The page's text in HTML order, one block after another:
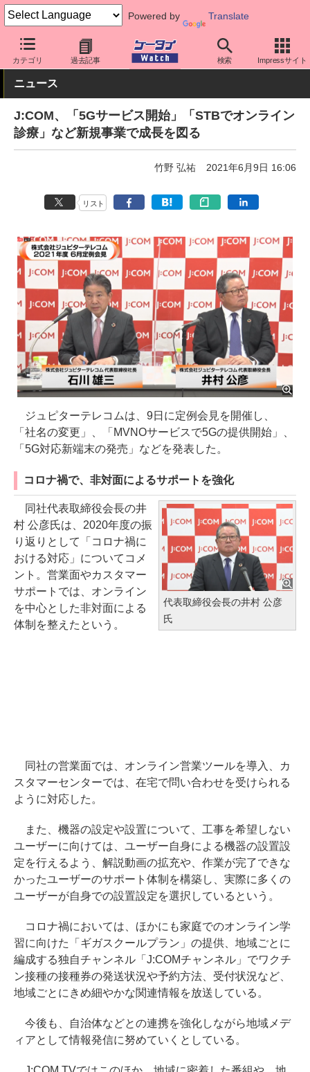
Powered by Translate
カテゴリ 過去記事 検索 Impressサイト
ケータイ Watch 格安スマホ/格安SIM 格安SIM/MVNO キーパ
ニュース
J:COM、「5Gサービス開始」「STBでオンライン
診療」など新規事業で成長を図る
竹野 弘祐 2021年6月9日 16:06
リスト
ジュピターテレコムは、9日に定例会見を開催し、
「社名の変更」、「MVNOサービスで5Gの提供開始」、
「5G対応新端末の発売」などを発表した。
コロナ禍で、非対面によるサポートを強化
代表取締役会長の井村 公彦
氏
同社代表取締役会長の井
村 公彦氏は、2020年度の振
り返りとして「コロナ禍に
おける対応」についてコメ
ント。営業面やカスタマー
サポートでは、オンライン
を中心とした非対面による
体制を整えたという。
同社の営業面では、オンライン営業ツールを導入、カ
スタマーセンターでは、在宅で問い合わせを受けられる
ように対応した。
また、機器の設定や設置について、工事を希望しない
ユーザーに向けては、ユーザー自身による機器の設置設
定を行えるよう、解説動画の拡充や、作業が完了できな
かったユーザーのサポート体制を構築し、実際に多くの
ユーザーが自身での設置設定を選択しているという。
コロナ禍においては、ほかにも家庭でのオンライン学
習に向けた「ギガスクールプラン」の提供、地域ごとに
編成する独自チャンネル「J:COMチャンネル」でワクチ
ン接種の接種券の発送状況や予約方法、受付状況など、
地域ごとにきめ細やかな関連情報を放送している。
今後も、自治体などとの連携を強化しながら地域メデ
ィアとして情報発信に努めていくとしている。